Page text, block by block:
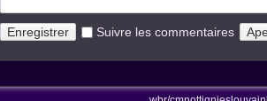
Suivre les commentaires